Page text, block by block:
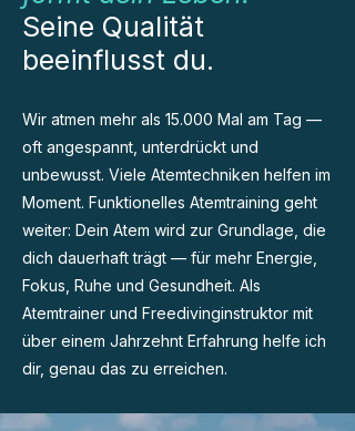
Seine Qualität
beeinflusst du.
Wir atmen mehr als 15.000 Mal am Tag —
oft angespannt, unterdrückt und
unbewusst. Viele Atemtechniken helfen im
Moment. Funktionelles Atemtraining geht
weiter: Dein Atem wird zur Grundlage, die
dich dauerhaft trägt — für mehr Energie,
Fokus, Ruhe und Gesundheit. Als
Atemtrainer und Freedivinginstruktor mit
über einem Jahrzehnt Erfahrung helfe ich
dir, genau das zu erreichen.